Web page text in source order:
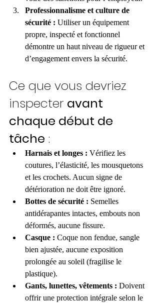
Professionnalisme et culture de
sécurité : Utiliser un équipement
propre, inspecté et fonctionnel
démontre un haut niveau de rigueur et
d’engagement envers la sécurité.
Ce que vous devriez
inspecter avant
chaque début de
tâche :
Harnais et longes : Vérifiez les
coutures, l’élasticité, les mousquetons
et les crochets. Aucun signe de
détérioration ne doit être ignoré.
Bottes de sécurité : Semelles
antidérapantes intactes, embouts non
déformés, aucune fissure.
Casque : Coque non fendue, sangle
bien ajustée, aucune exposition
prolongée au soleil (fragilise le
plastique).
Gants, lunettes, vêtements : Doivent
offrir une protection intégrale selon le